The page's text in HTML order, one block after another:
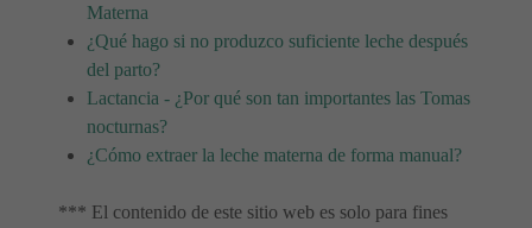
Materna
¿Qué hago si no produzco suficiente leche después
del parto?
Lactancia - ¿Por qué son tan importantes las Tomas
nocturnas?
¿Cómo extraer la leche materna de forma manual?
*** El contenido de este sitio web es solo para fines